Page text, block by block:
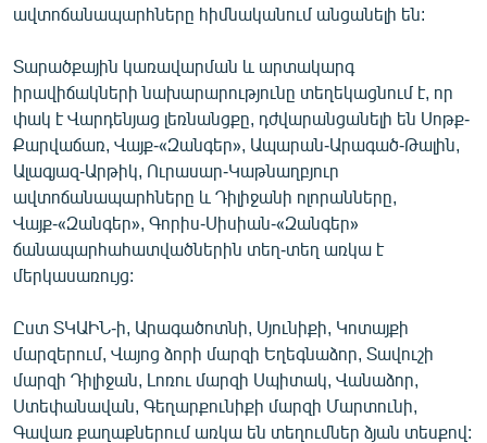
ԱՐԽԻՎ
ՏԵՍԱՆՅՈՒԹԵՐ
ԲԱՆԱՎԵՃ
ՁԳՏԵԼՈՎ ԼԱՎԱԳՈՒՅՆԻՆ
ՓՈԴՔԱՍԹ
Հայերեն
English
Русский
ՀԵՏԵՎԵՔ ՄԵԶ
ավտոճանապարհները հիմնականում անցանելի են:
Տարածքային կառավարման և արտակարգ
իրավիճակների նախարարությունը տեղեկացնում է, որ
փակ է Վարդենյաց լեռնանցքը, դժվարանցանելի են Սոթք-
Քարվաճառ, Վայք-«Զանգեր», Ապարան-Արագած-Թալին,
Ալագյազ-Արթիկ, Ուրասար-Կաթնաղբյուր
ավտոճանապարհները և Դիլիջանի ոլորանները,
Վայք-«Զանգեր», Գորիս-Սիսիան-«Զանգեր»
ճանապարհահատվածներին տեղ-տեղ առկա է
մերկասառույց:
Ըստ ՏԿԱԻՆ-ի, Արագածոտնի, Սյունիքի, Կոտայքի
մարզերում, Վայոց ձորի մարզի Եղեգնաձոր, Տավուշի
մարզի Դիլիջան, Լոռու մարզի Սպիտակ, Վանաձոր,
Ստեփանավան, Գեղարքունիքի մարզի Մարտունի,
Գավառ քաղաքներում առկա են տեղումներ ձյան տեսքով: